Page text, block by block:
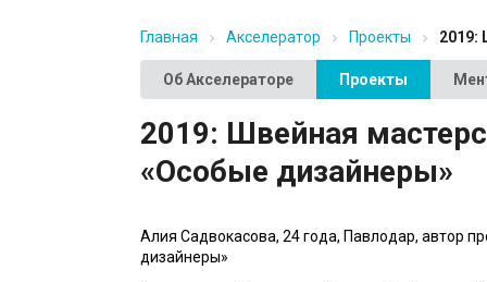
Главная Акселератор Проекты 2019:
Об Акселераторе Проекты
2019: Швейная
«Особые дизайнеры»
Алия Садвокасова, 24 года, Павлодар, автор
дизайнеры»